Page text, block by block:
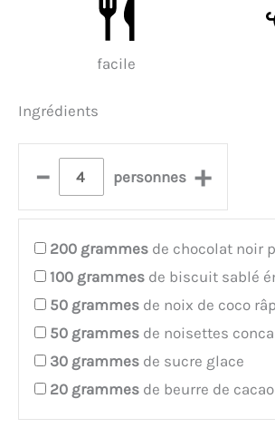
facile
Ingrédients
– personnes +
200 grammes de chocolat noir
100 grammes de biscuit sablé
50 grammes de noix de coco
50 grammes de noisettes
30 grammes de sucre glace
20 grammes de beurre de